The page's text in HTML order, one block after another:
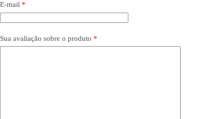
E-mail *
Sua avaliação sobre o produto *